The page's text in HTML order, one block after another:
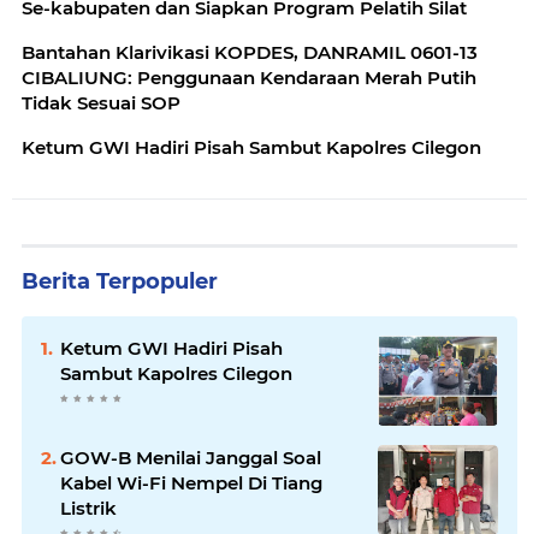
Se-kabupaten dan Siapkan Program Pelatih Silat
Bantahan Klarivikasi KOPDES, DANRAMIL 0601-13
CIBALIUNG: Penggunaan Kendaraan Merah Putih
Tidak Sesuai SOP
Ketum GWI Hadiri Pisah Sambut Kapolres Cilegon
Berita Terpopuler
Ketum GWI Hadiri Pisah
Sambut Kapolres Cilegon
GOW-B Menilai Janggal Soal
Kabel Wi-Fi Nempel Di Tiang
Listrik